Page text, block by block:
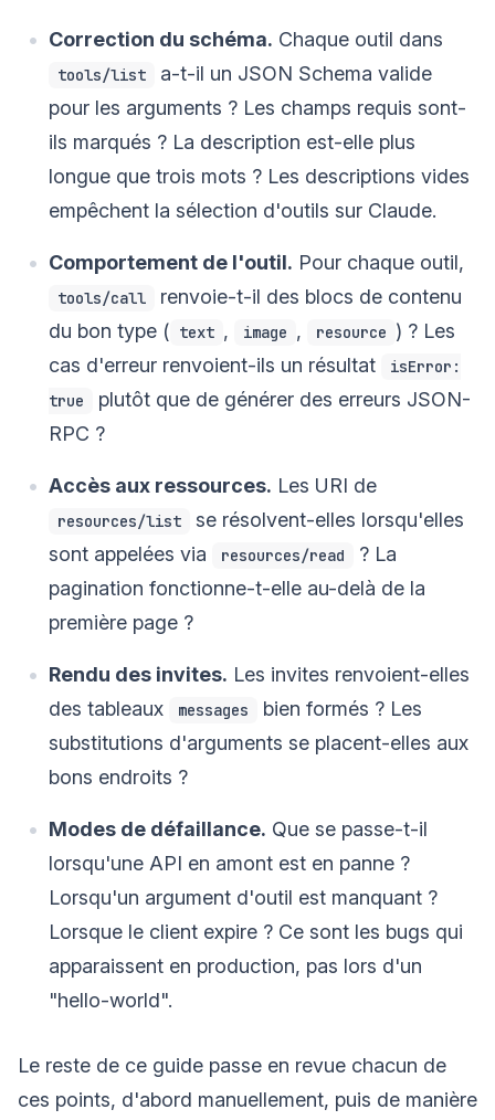
Correction du schéma. Chaque outil dans
tools/list
a-t-il un JSON Schema valide
pour les arguments ? Les champs requis sont-
ils marqués ? La description est-elle plus
longue que trois mots ? Les descriptions vides
empêchent la sélection d'outils sur Claude.
Comportement de l'outil. Pour chaque outil,
tools/call
renvoie-t-il des blocs de contenu
du bon type ( text , image , resource ) ? Les
cas d'erreur renvoient-ils un résultat
isError:
true
plutôt que de générer des erreurs JSON-
RPC ?
Accès aux ressources. Les URI de
resources/list
se résolvent-elles lorsqu'elles
sont appelées via
resources/read
? La
pagination fonctionne-t-elle au-delà de la
première page ?
Rendu des invites. Les invites renvoient-elles
des tableaux
messages
bien formés ? Les
substitutions d'arguments se placent-elles aux
bons endroits ?
Modes de défaillance. Que se passe-t-il
lorsqu'une API en amont est en panne ?
Lorsqu'un argument d'outil est manquant ?
Lorsque le client expire ? Ce sont les bugs qui
apparaissent en production, pas lors d'un
"hello-world".
Le reste de ce guide passe en revue chacun de
ces points, d'abord manuellement, puis de manière